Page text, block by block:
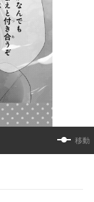
移動